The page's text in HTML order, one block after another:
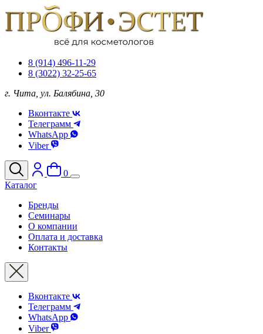
8 (914) 496-11-29
8 (3022) 32-25-65
г. Чита, ул. Балябина, 30
Вконтакте
Телеграмм
WhatsApp
Viber
0
Каталог
Бренды
Семинары
О компании
Оплата и доставка
Контакты
Вконтакте
Телеграмм
WhatsApp
Viber